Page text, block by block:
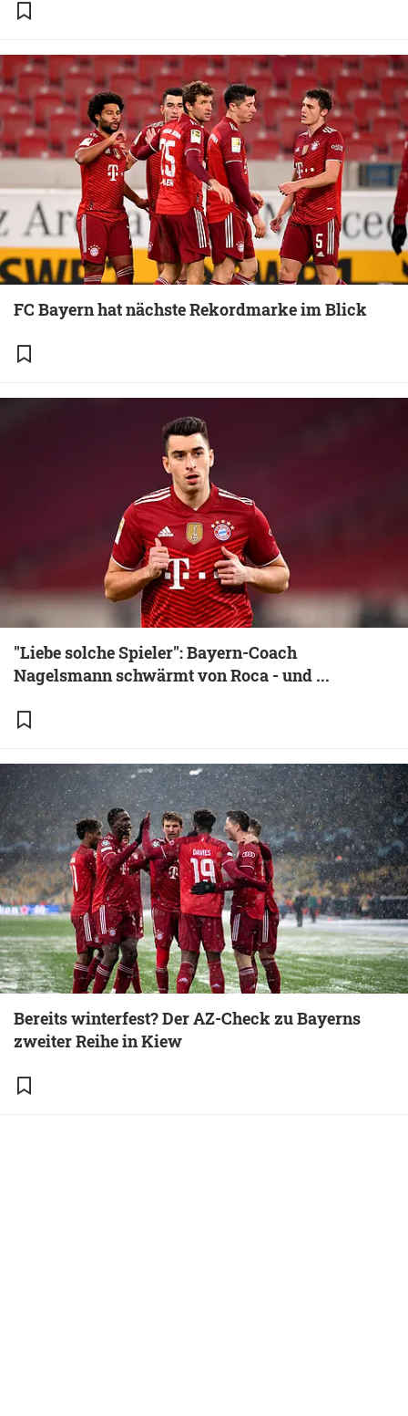
FC Bayern hat nächste Rekordmarke im Blick
"Liebe solche Spieler": Bayern-Coach
Nagelsmann schwärmt von Roca - und ...
Bereits winterfest? Der AZ-Check zu Bayerns
zweiter Reihe in Kiew